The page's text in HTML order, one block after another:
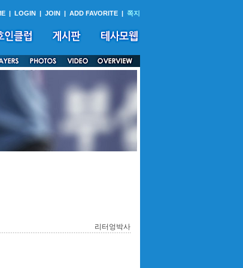
| LOGIN | JOIN | ADD FAVORITE | 쪽지
리터엉박사